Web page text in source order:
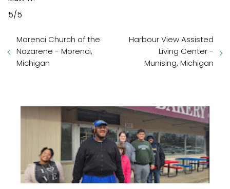
5/5
Morenci Church of the
Nazarene - Morenci,
Michigan
Harbour View Assisted
Living Center -
Munising, Michigan